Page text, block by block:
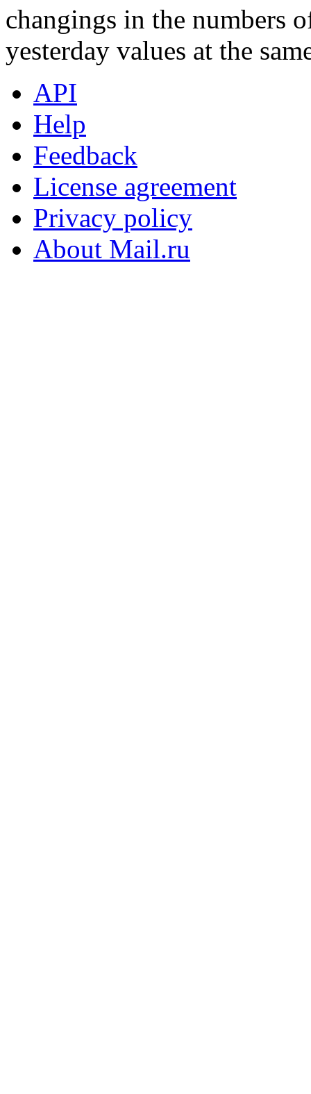
changings in the numbers
yesterday values at the
API
Help
Feedback
License agreement
Privacy policy
About Mail.ru